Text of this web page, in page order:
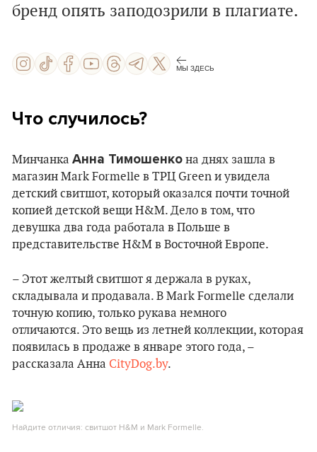
бренд опять заподозрили в плагиате.
МЫ ЗДЕСЬ
Что случилось?
Минчанка Анна Тимошенко на днях зашла в
магазин Mark Formelle в ТРЦ Green и увидела
детский свитшот, который оказался почти точной
копией детской вещи H&M. Дело в том, что
девушка два года работала в Польше в
представительстве H&M в Восточной Европе.
– Этот желтый свитшот я держала в руках,
складывала и продавала. В Mark Formelle сделали
точную копию, только рукава немного
отличаются. Это вещь из летней коллекции, которая
появилась в продаже в январе этого года, –
рассказала Анна CityDog.by.
Найдите отличия: свитшот H&M и Mark Formеlle.